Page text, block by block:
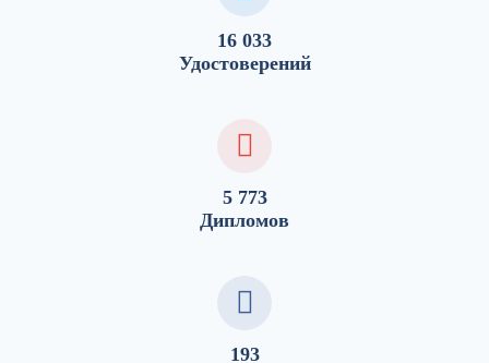
16 033
Удостоверений
5 773
Дипломов
193